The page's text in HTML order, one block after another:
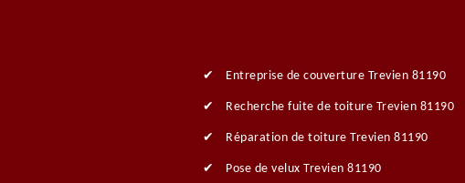
Entreprise de couverture Trevien 81190
Recherche fuite de toiture Trevien 81190
Réparation de toiture Trevien 81190
Pose de velux Trevien 81190